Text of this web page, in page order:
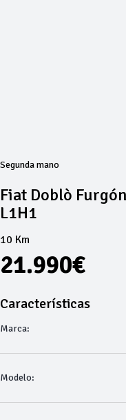
Segunda mano
Fiat Doblò
L1H1
10 Km
21.990€
Características
Marca:
Modelo: